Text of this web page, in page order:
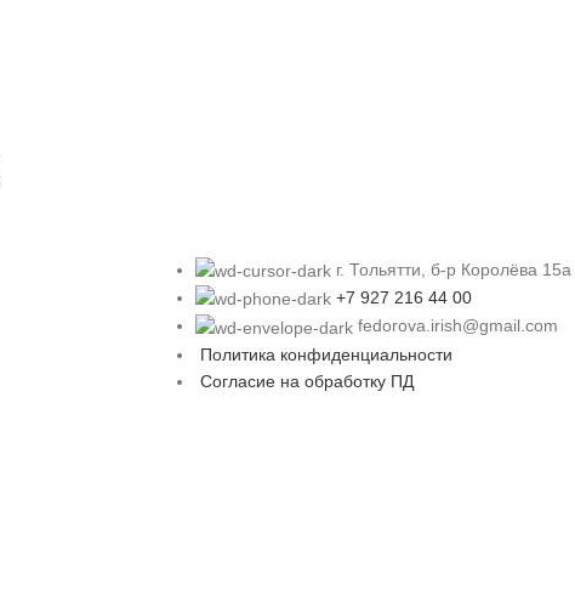
г. Тольятти, б-р Королёва 15а
+7 927 216 44 00
fedorova.irish@gmail.com
Политика конфиденциальности
Согласие на обработку ПД